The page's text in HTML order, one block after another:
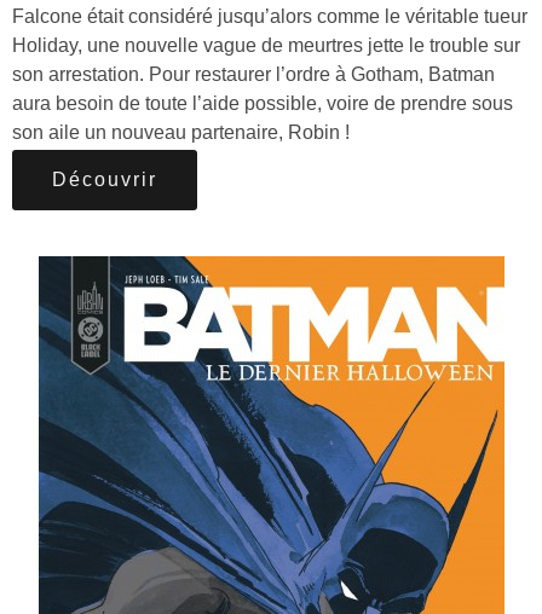
Falcone était considéré jusqu’alors comme le véritable tueur
Holiday, une nouvelle vague de meurtres jette le trouble sur
son arrestation. Pour restaurer l’ordre à Gotham, Batman
aura besoin de toute l’aide possible, voire de prendre sous
son aile un nouveau partenaire, Robin !
Découvrir